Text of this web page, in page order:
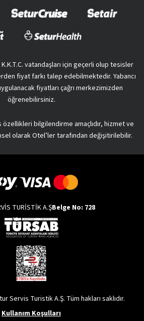
vatandaşları için geçerli olup tesisler
fiyat farkı talep edebilmektedir. Yabancı
fiyatları çağrı merkezimizden
öğrenebilirsiniz.
bilgilendirme amaçlıdır, hizmet ve
olarak Otel’ler tarafından değişitirilebilir.
TURİSTİK A.ŞBelge No: 728
Servis Turistik A.Ş. Tüm hakları saklıdır.
Kullanım Koşulları